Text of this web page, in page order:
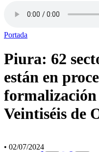
Portada
Piura: 62
están en
Veintiséis de
• 02/07/2024